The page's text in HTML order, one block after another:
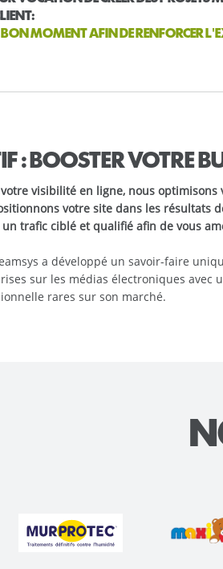
MOMENT AFIN DE RENFORCER
: BOOSTER VOTRE
visibilité en ligne, nous optimisons
votre site dans les résultats
trafic ciblé et qualifié afin de vous
a développé un savoir-faire
sur les médias électroniques avec
rares sur son marché.